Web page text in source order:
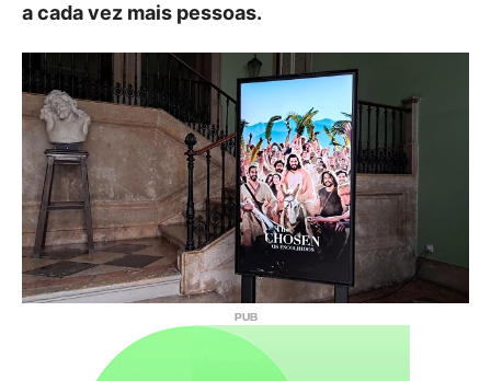
a cada vez mais pessoas.